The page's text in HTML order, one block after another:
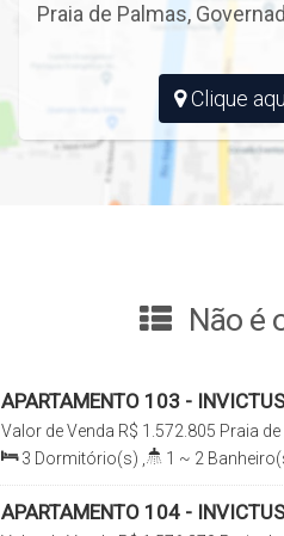
Praia de Palmas,
Clique
Não é
APARTAMENTO 103 -
PADRÃO e PRONTO PARA
R$ 1.572.805
Valor de Venda
Praia
Ramos, Santa Catarina, Brasil
3 Dormitório(s) 1 ~ 2
103.78m²
APARTAMENTO 104 -